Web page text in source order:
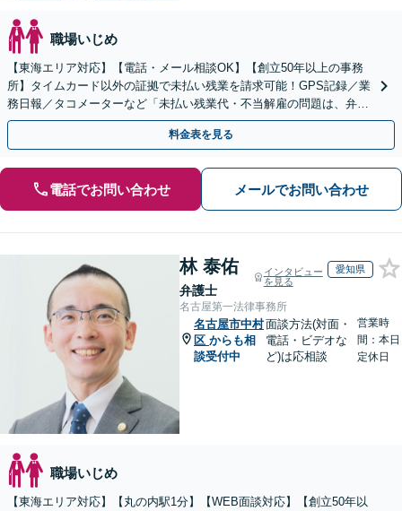
職場いじめ
【東海エリア対応】【電話・メール相談OK】【創立50年以上の事務
所】タイムカード以外の証拠で未払い残業を請求可能！GPS記録／業
務日報／タコメーターなど「未払い残業代・不当解雇の問題は、弁護
士に相談して適切に対処しましょう」【初回相談無料】
料金表を見る
電話でお問い合わせ メールでお問い合わせ
林 泰佑
弁護士
インタビュー
を見る
愛知県
名古屋第一法律事務所
名古屋市中村
区 からも相
談受付中
面談方法(対面・
電話・ビデオな
ど)は応相談
営業時
間：本日
定休日
職場いじめ
【東海エリア対応】【丸の内駅1分】【WEB面談対応】【創立50年以